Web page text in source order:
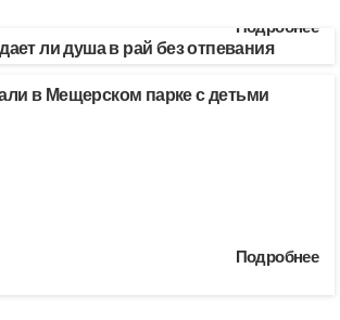
ли душа в рай без отпевания
Подробнее
в Мещерском парке с детьми
Подробнее